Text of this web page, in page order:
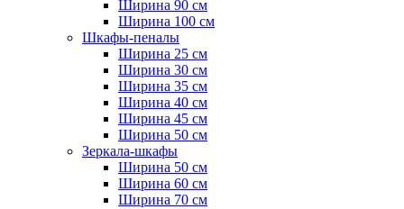
Ширина 90 см
Ширина 100 см
Шкафы-пеналы
Ширина 25 см
Ширина 30 см
Ширина 35 см
Ширина 40 см
Ширина 45 см
Ширина 50 см
Зеркала-шкафы
Ширина 50 см
Ширина 60 см
Ширина 70 см